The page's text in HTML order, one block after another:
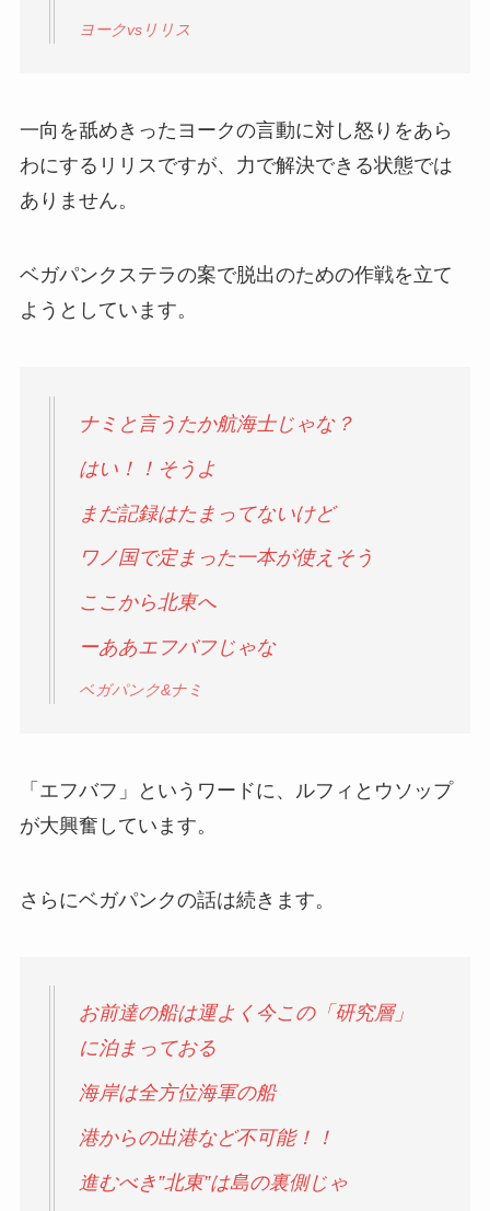
ヨークvsリリス
一向を舐めきったヨークの言動に対し怒りをあら
わにするリリスですが、力で解決できる状態では
ありません。
ベガパンクステラの案で脱出のための作戦を立て
ようとしています。
ナミと言うたか航海士じゃな？
はい！！そうよ
まだ記録はたまってないけど
ワノ国で定まった一本が使えそう
ここから北東へ
ーああエフバフじゃな
ベガパンク&ナミ
「エフバフ」というワードに、ルフィとウソップ
が大興奮しています。
さらにベガパンクの話は続きます。
お前達の船は運よく今この「研究層」
に泊まっておる
海岸は全方位海軍の船
港からの出港など不可能！！
進むべき”北東”は島の裏側じゃ